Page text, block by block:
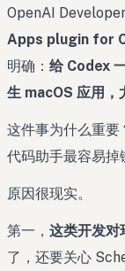
OpenAI
Apps plugin for
明确： 给 Codex
生 macOS 应用
这件事为什么重
代码助手最容易掉
原因很现实。
第一， 这类开发对
了，还要关心